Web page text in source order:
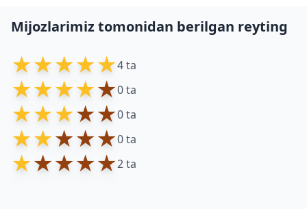
Mijozlarimiz tomonidan berilgan reyting
★★★★★4 ta
★★★★★0 ta
★★★★★0 ta
★★★★★0 ta
★★★★★2 ta